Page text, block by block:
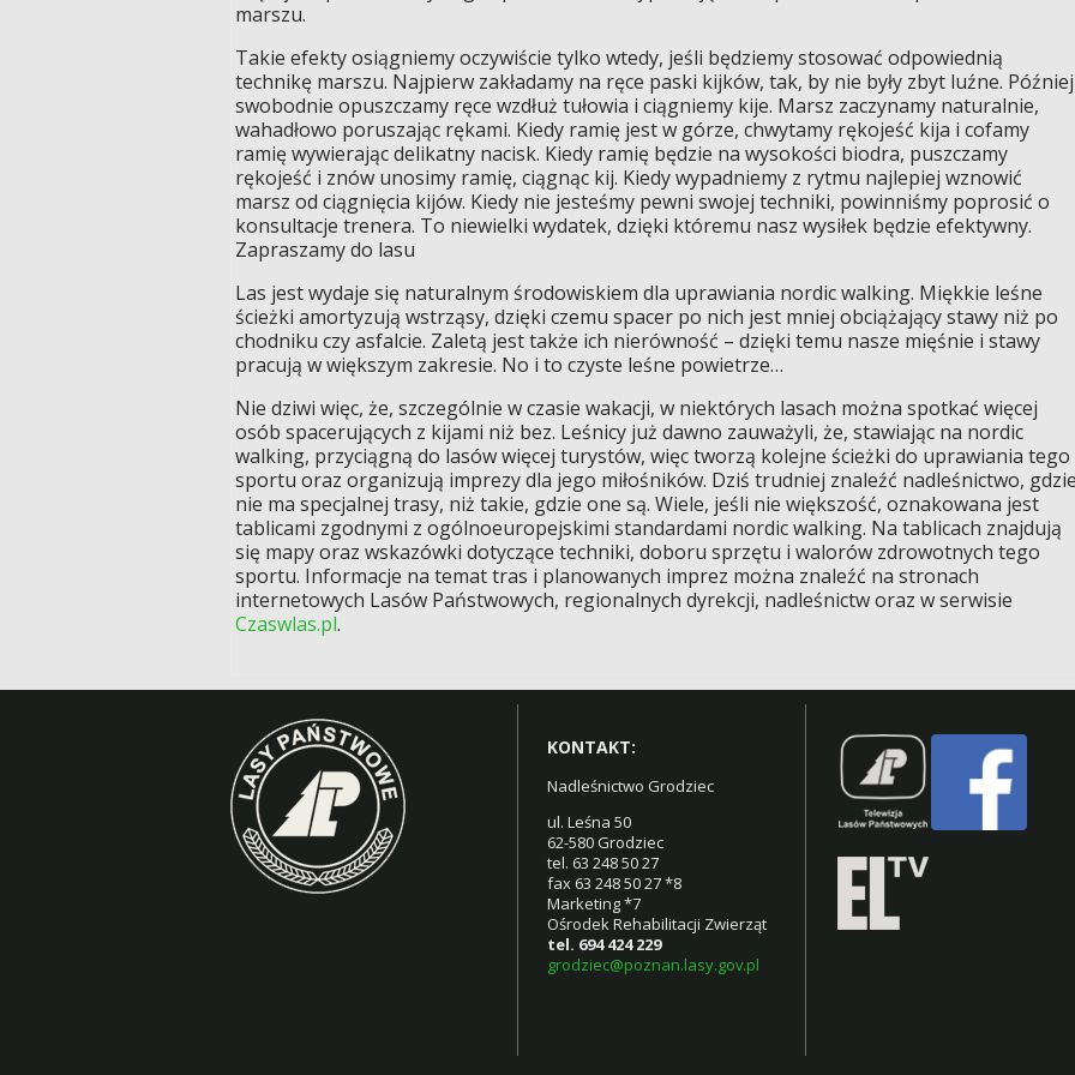
marszu.
Takie efekty osiągniemy oczywiście tylko wtedy, jeśli będziemy stosować odpowiednią
technikę marszu. Najpierw zakładamy na ręce paski kijków, tak, by nie były zbyt luźne. Później
swobodnie opuszczamy ręce wzdłuż tułowia i ciągniemy kije. Marsz zaczynamy naturalnie,
wahadłowo poruszając rękami. Kiedy ramię jest w górze, chwytamy rękojeść kija i cofamy
ramię wywierając delikatny nacisk. Kiedy ramię będzie na wysokości biodra, puszczamy
rękojeść i znów unosimy ramię, ciągnąc kij. Kiedy wypadniemy z rytmu najlepiej wznowić
marsz od ciągnięcia kijów. Kiedy nie jesteśmy pewni swojej techniki, powinniśmy poprosić o
konsultacje trenera. To niewielki wydatek, dzięki któremu nasz wysiłek będzie efektywny.
Zapraszamy do lasu
Las jest wydaje się naturalnym środowiskiem dla uprawiania nordic walking. Miękkie leśne
ścieżki amortyzują wstrząsy, dzięki czemu spacer po nich jest mniej obciążający stawy niż po
chodniku czy asfalcie. Zaletą jest także ich nierówność – dzięki temu nasze mięśnie i stawy
pracują w większym zakresie. No i to czyste leśne powietrze…
Nie dziwi więc, że, szczególnie w czasie wakacji, w niektórych lasach można spotkać więcej
osób spacerujących z kijami niż bez. Leśnicy już dawno zauważyli, że, stawiając na nordic
walking, przyciągną do lasów więcej turystów, więc tworzą kolejne ścieżki do uprawiania tego
sportu oraz organizują imprezy dla jego miłośników. Dziś trudniej znaleźć nadleśnictwo,
nie ma specjalnej trasy, niż takie, gdzie one są. Wiele, jeśli nie większość, oznakowana jest
tablicami zgodnymi z ogólnoeuropejskimi standardami nordic walking. Na tablicach znajdują
się mapy oraz wskazówki dotyczące techniki, doboru sprzętu i walorów zdrowotnych tego
sportu. Informacje na temat tras i planowanych imprez można znaleźć na stronach
internetowych Lasów Państwowych, regionalnych dyrekcji, nadleśnictw oraz w serwisie
Czaswlas.pl.
KONTAKT:
Nadleśnictwo Grodziec
ul. Leśna 50
62-580 Grodziec
tel. 63 248 50 27
fax 63 248 50 27 *8
Marketing *7
Ośrodek Rehabilitacji Zwierząt
tel. 694 424 229
grodziec@poznan.lasy.gov.pl